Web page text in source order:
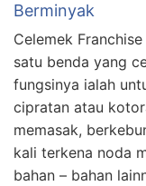
Berminyak
Celemek
satu benda yang
fungsinya ialah
cipratan atau
memasak,
kali terkena noda
bahan – bahan